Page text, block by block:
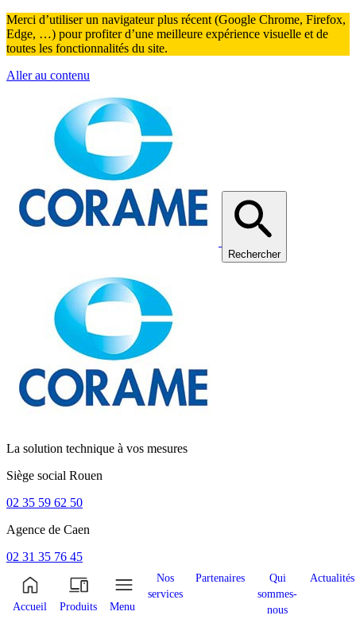
Merci d’utiliser un navigateur plus récent (Google Chrome, Firefox,
Edge, …) pour profiter d’une meilleure expérience visuelle et de
toutes les fonctionnalités du site.
Aller au contenu
Rechercher
La solution technique à vos mesures
Siège social Rouen
02 35 59 62 50
Agence de Caen
02 31 35 76 45
Accueil Produits Menu
Nos
services
Partenaires
Qui
sommes-
nous
Actualités